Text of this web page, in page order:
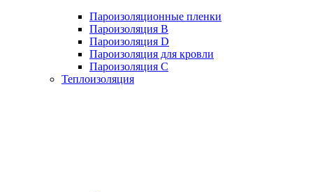
Пароизоляционные пленки
Пароизоляция B
Пароизоляция D
Пароизоляция для кровли
Пароизоляция С
Теплоизоляция